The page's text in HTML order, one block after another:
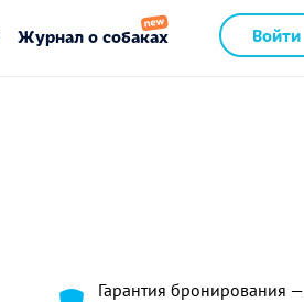
Войти
Журнал о собаках
Гарантия бронирования —